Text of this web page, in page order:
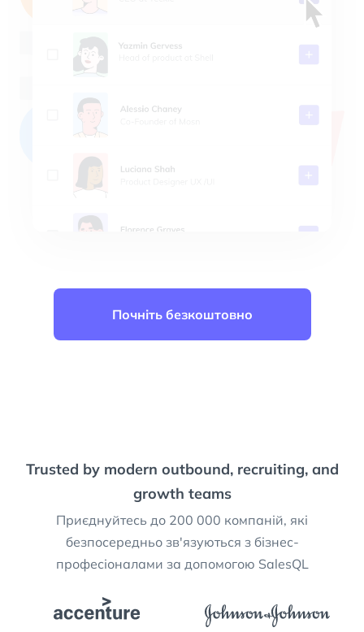
CA MB PS AD
Почніть безкоштовно
Trusted by modern outbound, recruiting, and
growth teams
Приєднуйтесь до 200 000 компаній, які
безпосередньо зв'язуються з бізнес-
професіоналами за допомогою SalesQL